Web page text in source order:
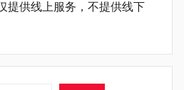
提供线上服务，不提供线下